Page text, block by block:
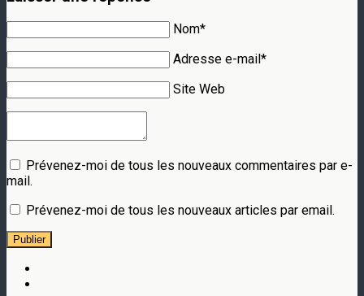
Nom*
Adresse e-mail*
Site Web
Prévenez-moi de tous les nouveaux commentaires par e-
mail.
Prévenez-moi de tous les nouveaux articles par email.
Publier